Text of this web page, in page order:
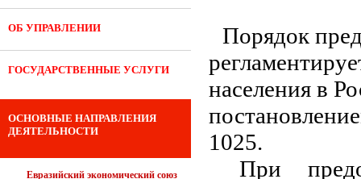
ОБ УПРАВЛЕНИИ
ГОСУДАРСТВЕННЫЕ УСЛУГИ
ОСНОВНЫЕ НАПРАВЛЕНИЯ
ДЕЯТЕЛЬНОСТИ
Евразийский экономический союз
Порядок
населения в
1025.
При